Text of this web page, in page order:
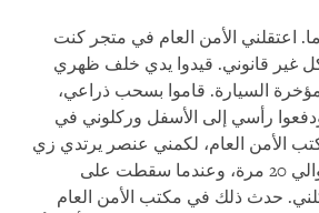
43 يوما. اعتقلني الأمن العام في متجر كنت
غير قانوني. قيدوا يدي خلف ظهري
السيارة. قاموا بسحب ذراعي،
رأسي إلى الأسفل وركلوني في
الأمن العام، لكمني عنصر يرتدي زي
الأمن العام حوالي 20 مرة، وعندما سقطت على
حدث ذلك في مكتب الأمن العام